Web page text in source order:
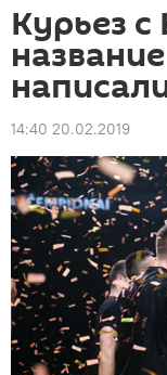
Курьез
14:40 20.02.2019